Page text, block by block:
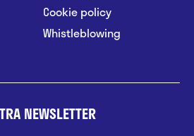
Cookie policy
Whistleblowing
NEWSLETTER